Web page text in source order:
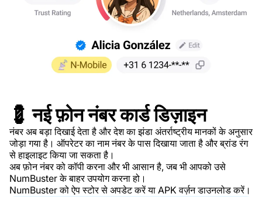
💈 नई फ़ोन नंबर कार्ड डिज़ाइन
नंबर अब बड़ा दिखाई देता है और देश का झंडा अंतर्राष्ट्रीय मानकों के अनुसार
जोड़ा गया है। ऑपरेटर का नाम नंबर के पास दिखाया जाता है और ब्रांड रंग
से हाइलाइट किया जा सकता है।
अब फ़ोन नंबर को कॉपी करना और भी आसान है, जब भी आपको उसे
NumBuster के बाहर उपयोग करना हो।
NumBuster को ऐप स्टोर से अपडेट करें या APK वर्ज़न डाउनलोड करें।